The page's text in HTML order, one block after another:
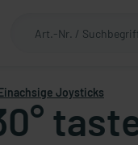
Joysticks